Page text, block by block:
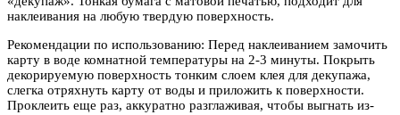
наклеивания на любую твердую поверхность.
Рекомендации по использованию: Перед наклеиванием замочить
карту в воде комнатной температуры на 2-3 минуты. Покрыть
декорируемую поверхность тонким слоем клея для декупажа,
слегка отряхнуть карту от воды и приложить к поверхности.
Проклеить еще раз, аккуратно разглаживая, чтобы выгнать из-